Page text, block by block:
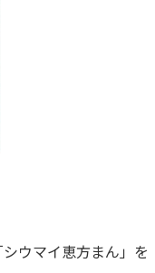
ウマイ恵方まん」を